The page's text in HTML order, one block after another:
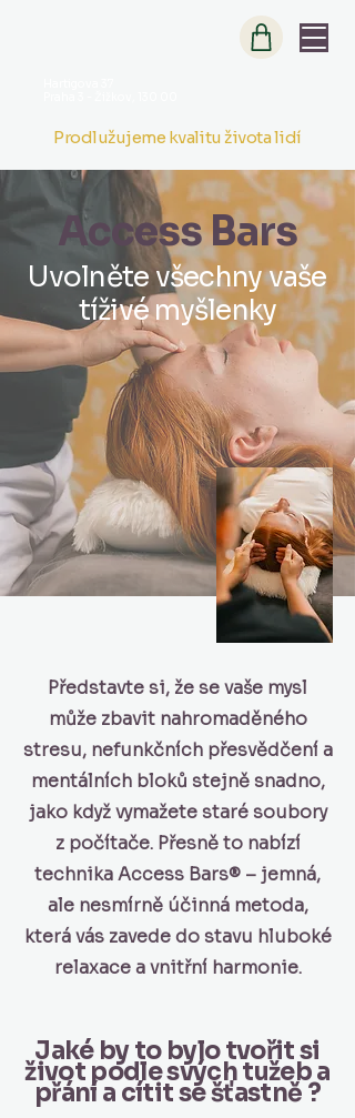
Prodlužujeme kvalitu života lidí
Access Bars
Uvolněte všechny vaše
tíživé myšlenky
Představte si, že se vaše mysl
může zbavit nahromaděného
stresu, nefunkčních přesvědčení a
mentálních bloků stejně snadno,
jako když vymažete staré soubory
z počítače. Přesně to nabízí
technika Access Bars® – jemná,
ale nesmírně účinná metoda,
která vás zavede do stavu hluboké
relaxace a vnitřní harmonie.
Jaké by to bylo tvořit si
život podle svých tužeb a
přání a cítit se šťastně ?